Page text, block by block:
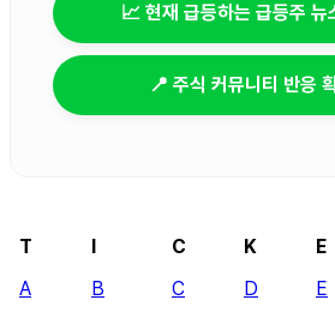
📈 현재 급등하는 급등주 뉴
📍 주식 커뮤니티 반응
T C K E
A
B C D E